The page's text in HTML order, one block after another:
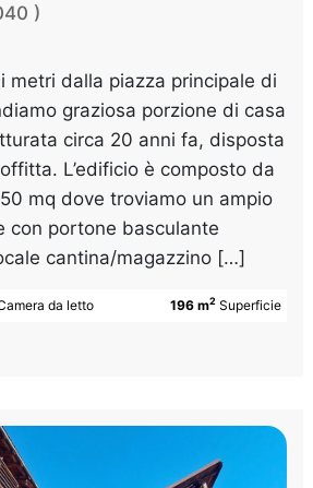
)
metri dalla piazza principale di
graziosa porzione di casa
circa 20 anni fa, disposta
L’edificio è composto da
mq dove troviamo un ampio
con portone basculante
cantina/magazzino […]
196 m2 Superficie
da letto